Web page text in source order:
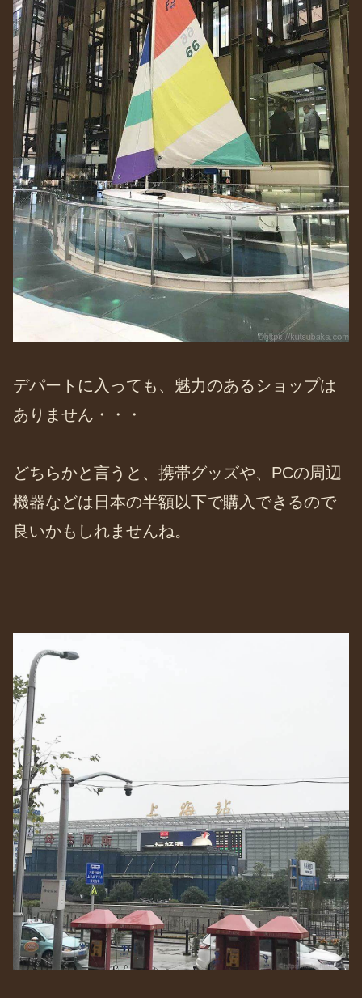
デパートに入っても、魅力のあるショップは
ありません・・・
どちらかと言うと、携帯グッズや、PCの周辺
機器などは日本の半額以下で購入できるので
良いかもしれませんね。